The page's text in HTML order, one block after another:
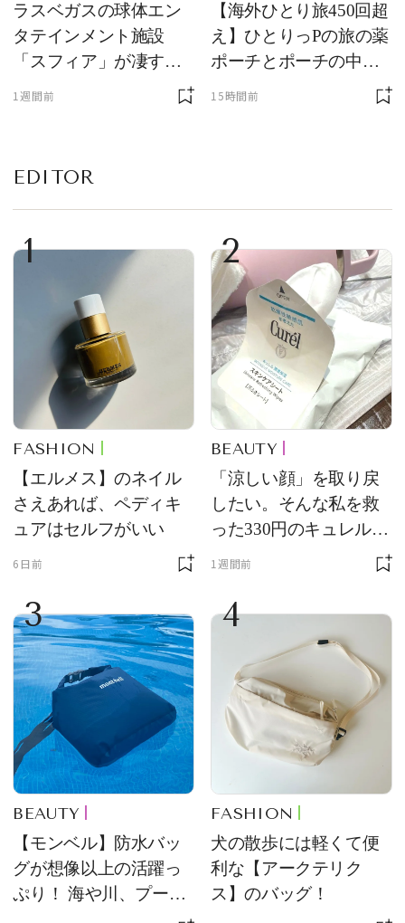
ラスベガスの球体エン
タテインメント施設
「スフィア」が凄すぎ
た！ ひとりっPが大後
1週間前
【海外ひとり旅450回超
え】ひとりっPの旅の薬
ポーチとポーチの中身
を初公開！ 本当に使え
15時間前
EDITOR
1
FASHION
【エルメス】のネイル
さえあれば、ペディキ
ュアはセルフがいい
6日前
2
BEAUTY
「涼しい顔」を取り戻
したい。そんな私を救
った330円のキュレル名
1週間前
3
BEAUTY
【モンベル】防水バッ
グが想像以上の活躍っ
ぷり！ 海や川、プール
4
FASHION
犬の散歩には軽くて便
利な【アークテリク
ス】のバッグ！